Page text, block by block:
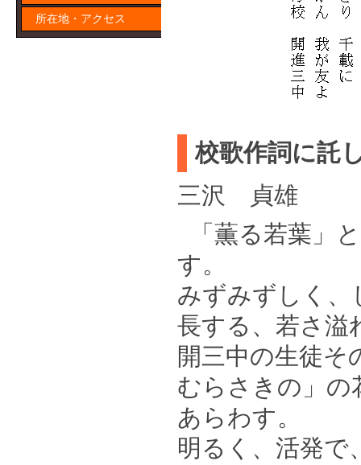
所在地・アクセス
校歌作詞に託
三沢 貞雄
「薫る若葉」
す。
みずみずしく、
長する、若さ溢
開三中の生徒そ
むらさきの」の
あらわす。
明るく、活発で